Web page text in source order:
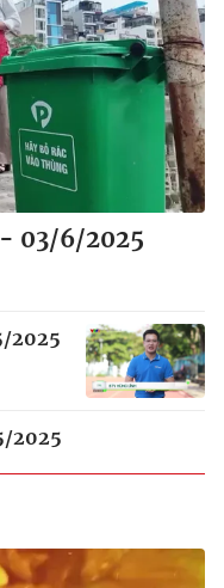
03/6/2025
2025
2025